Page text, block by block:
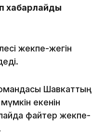
хабарлайды
жекпе-жегін
Шавкаттың
екенін
файтер жекпе-